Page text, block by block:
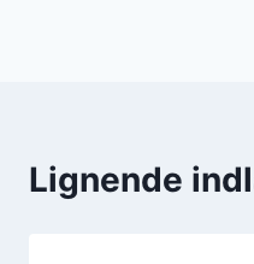
Lignende